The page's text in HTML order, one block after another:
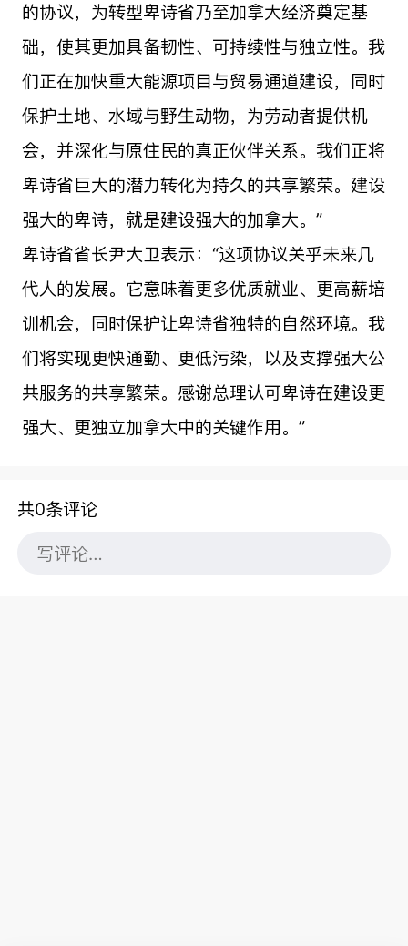
的协议，为转型卑诗省乃至加拿大经济奠定基
础，使其更加具备韧性、可持续性与独立性。我
们正在加快重大能源项目与贸易通道建设，同时
保护土地、水域与野生动物，为劳动者提供机
会，并深化与原住民的真正伙伴关系。我们正将
卑诗省巨大的潜力转化为持久的共享繁荣。建设
强大的卑诗，就是建设强大的加拿大。”
卑诗省省长尹大卫表示：“这项协议关乎未来几
代人的发展。它意味着更多优质就业、更高薪培
训机会，同时保护让卑诗省独特的自然环境。我
们将实现更快通勤、更低污染，以及支撑强大公
共服务的共享繁荣。感谢总理认可卑诗在建设更
强大、更独立加拿大中的关键作用。”
共0条评论